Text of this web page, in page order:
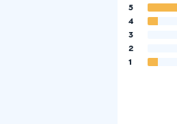
5
4
3
2
1